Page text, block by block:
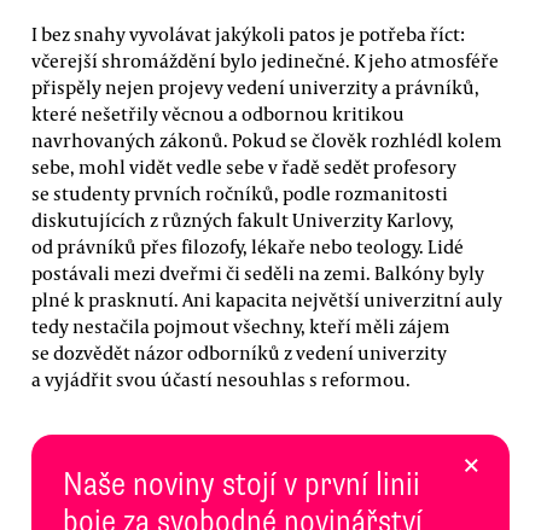
I bez snahy vyvolávat jakýkoli patos je potřeba říct:
včerejší shromáždění bylo jedinečné. K jeho atmosféře
přispěly nejen projevy vedení univerzity a právníků,
které nešetřily věcnou a odbornou kritikou
navrhovaných zákonů. Pokud se člověk rozhlédl kolem
sebe, mohl vidět vedle sebe v řadě sedět profesory
se studenty prvních ročníků, podle rozmanitosti
diskutujících z různých fakult Univerzity Karlovy,
od právníků přes filozofy, lékaře nebo teology. Lidé
postávali mezi dveřmi či seděli na zemi. Balkóny byly
plné k prasknutí. Ani kapacita největší univerzitní auly
tedy nestačila pojmout všechny, kteří měli zájem
se dozvědět názor odborníků z vedení univerzity
a vyjádřit svou účastí nesouhlas s reformou.
Naše noviny stojí v první linii
boje za svobodné novinářství
×